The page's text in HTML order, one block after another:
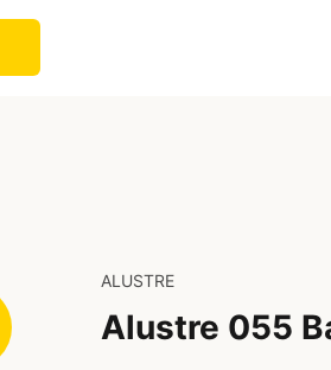
ALUSTRE
Alustre 055